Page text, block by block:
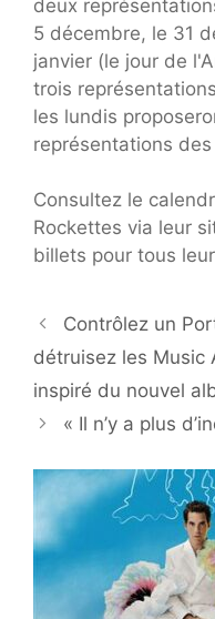
deux
5 décembre, le 31
janvier (le jour de
trois
les lundis
représentations
Consultez le
Rockettes via leur
billets pour tous
Contrôlez un
détruisez les Music
inspiré du nouvel
« Il n’y a plus